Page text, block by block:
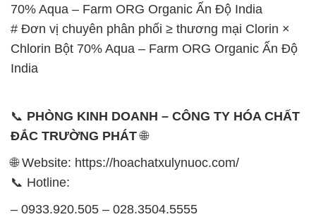
70% Aqua – Farm ORG Organic Ấn Độ India
# Đơn vị chuyên phân phối ≥ thương mại Clorin ×
Chlorin Bột 70% Aqua – Farm ORG Organic Ấn Độ
India
📞 PHÒNG KINH DOANH – CÔNG TY HÓA CHẤT
ĐẮC TRƯỜNG PHÁT🌐
🌐 Website: https://hoachatxulynuoc.com/
📞 Hotline:
– 0933.920.505 – 028.3504.5555